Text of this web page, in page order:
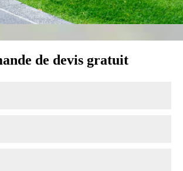
de devis gratuit